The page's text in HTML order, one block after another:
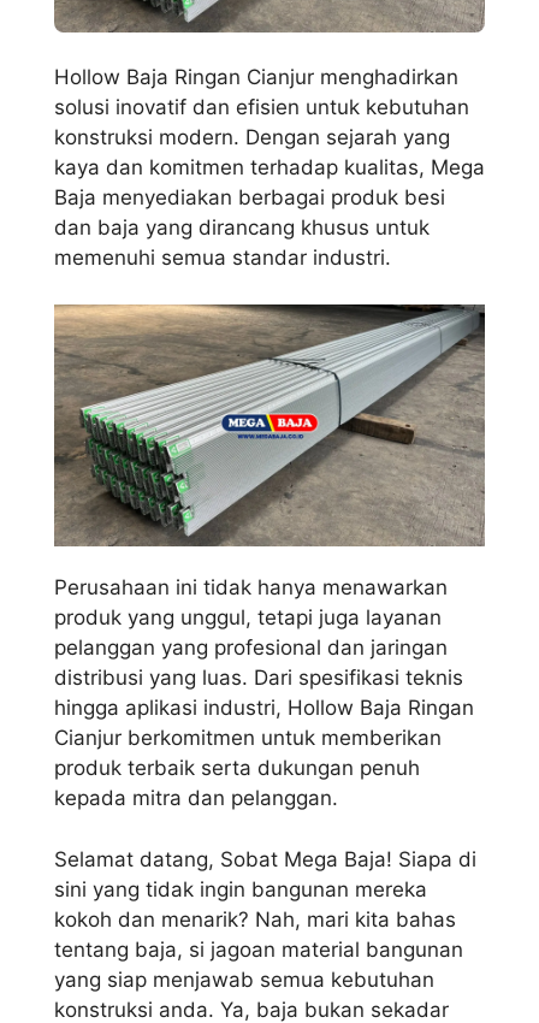
Hollow Baja Ringan Cianjur menghadirkan
solusi inovatif dan efisien untuk kebutuhan
konstruksi modern. Dengan sejarah yang
kaya dan komitmen terhadap kualitas, Mega
Baja menyediakan berbagai produk besi
dan baja yang dirancang khusus untuk
memenuhi semua standar industri.
Perusahaan ini tidak hanya menawarkan
produk yang unggul, tetapi juga layanan
pelanggan yang profesional dan jaringan
distribusi yang luas. Dari spesifikasi teknis
hingga aplikasi industri, Hollow Baja Ringan
Cianjur berkomitmen untuk memberikan
produk terbaik serta dukungan penuh
kepada mitra dan pelanggan.
Selamat datang, Sobat Mega Baja! Siapa di
sini yang tidak ingin bangunan mereka
kokoh dan menarik? Nah, mari kita bahas
tentang baja, si jagoan material bangunan
yang siap menjawab semua kebutuhan
konstruksi anda. Ya, baja bukan sekadar